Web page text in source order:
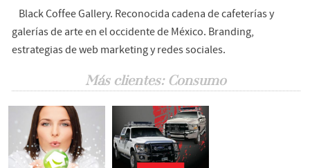
Black Coffee Gallery. Reconocida cadena de cafeterías y
galerías de arte en el occidente de México. Branding,
estrategias de web marketing y redes sociales.
Más clientes: Consumo